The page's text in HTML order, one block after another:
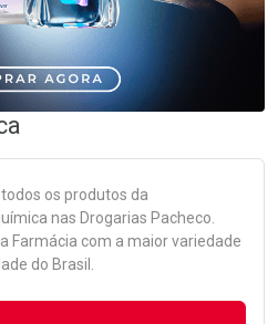
os produtos da
nas Drogarias Pacheco.
Farmácia com a maior variedade
do Brasil.